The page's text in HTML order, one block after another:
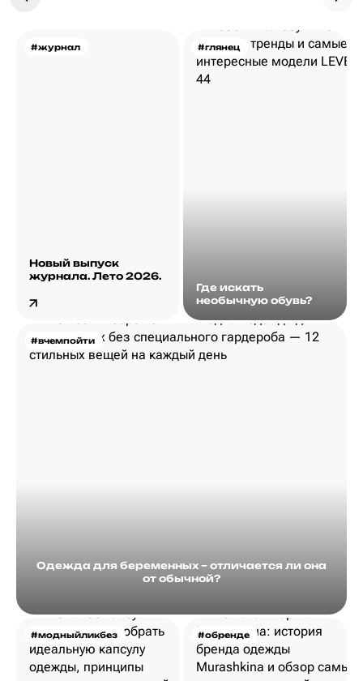
#журнал
Новый выпуск
журнала. Лето 2026.
#глянец
Где искать
необычную обувь?
#вчемпойти
Одежда для беременных – отличается ли она
от обычной?
#модныйликбез #обренде